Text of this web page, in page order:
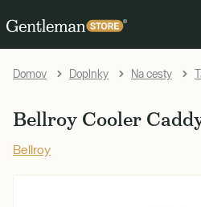
Domov Doplnky Na cesty
Bellroy Cooler
Bellroy